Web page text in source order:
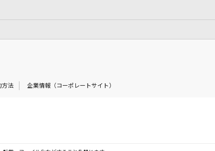
方法 企業情報（コーポレートサイト）